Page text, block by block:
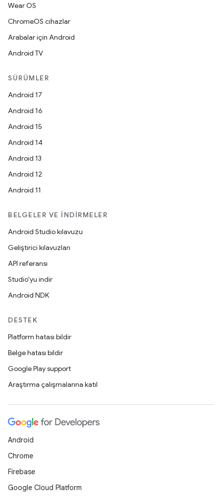
Wear OS
ChromeOS cihazlar
Arabalar için Android
Android TV
SÜRÜMLER
Android 17
Android 16
Android 15
Android 14
Android 13
Android 12
Android 11
BELGELER VE İNDIRMELER
Android Studio kılavuzu
Geliştirici kılavuzları
API referansı
Studio'yu indir
Android NDK
DESTEK
Platform hatası bildir
Belge hatası bildir
Google Play support
Araştırma çalışmalarına katıl
Android
Chrome
Firebase
Google Cloud Platform